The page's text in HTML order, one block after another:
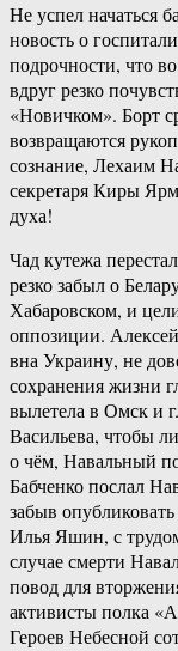
Не успел начаться
новость о
подрочности, что
вдруг резко
«Новичком». Борт
возвращаются
сознание, Лехаим
секретаря Киры
духа!
Чад кутежа
резко забыл о
Хабаровском, и
оппозиции.
вна Украину, не
сохранения жизни
вылетела в Омск и
Васильева, чтобы
о чём, Навальный
Бабченко послал
забыв
Илья Яшин, с
случае смерти
повод для
активисты полка
Героев Небесной